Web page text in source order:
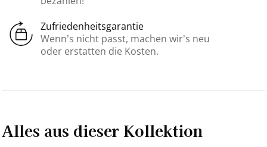
Zufriedenheitsgarantie
Wenn’s nicht passt, machen wir’s neu
oder erstatten die Kosten.
Alles aus dieser Kollektion